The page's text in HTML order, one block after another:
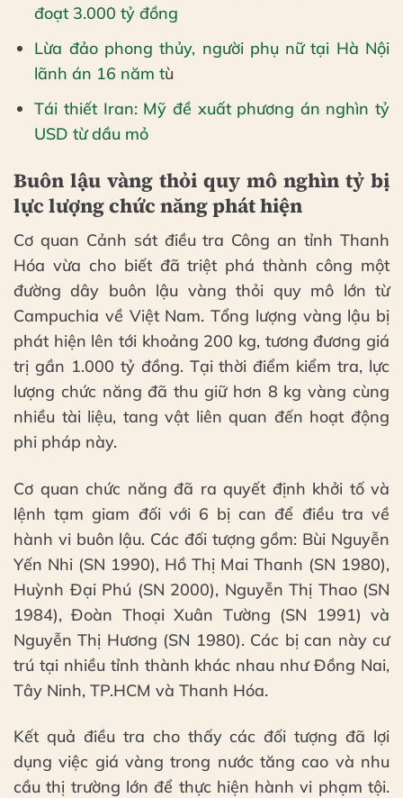
đoạt 3.000 tỷ đồng
Lừa đảo phong thủy, người phụ nữ tại Hà Nội
lãnh án 16 năm tù
Tái thiết Iran: Mỹ đề xuất phương án nghìn tỷ
USD từ dầu mỏ
Buôn lậu vàng thỏi quy mô nghìn tỷ bị
lực lượng chức năng phát hiện
Cơ quan Cảnh sát điều tra Công an tỉnh Thanh
Hóa vừa cho biết đã triệt phá thành công một
đường dây buôn lậu vàng thỏi quy mô lớn từ
Campuchia về Việt Nam. Tổng lượng vàng lậu bị
phát hiện lên tới khoảng 200 kg, tương đương giá
trị gần 1.000 tỷ đồng. Tại thời điểm kiểm tra, lực
lượng chức năng đã thu giữ hơn 8 kg vàng cùng
nhiều tài liệu, tang vật liên quan đến hoạt động
phi pháp này.
Cơ quan chức năng đã ra quyết định khởi tố và
lệnh tạm giam đối với 6 bị can để điều tra về
hành vi buôn lậu. Các đối tượng gồm: Bùi Nguyễn
Yến Nhi (SN 1990), Hồ Thị Mai Thanh (SN 1980),
Huỳnh Đại Phú (SN 2000), Nguyễn Thị Thao (SN
1984), Đoàn Thoại Xuân Tường (SN 1991) và
Nguyễn Thị Hương (SN 1980). Các bị can này cư
trú tại nhiều tỉnh thành khác nhau như Đồng Nai,
Tây Ninh, TP.HCM và Thanh Hóa.
Kết quả điều tra cho thấy các đối tượng đã lợi
dụng việc giá vàng trong nước tăng cao và nhu
cầu thị trường lớn để thực hiện hành vi phạm tội.